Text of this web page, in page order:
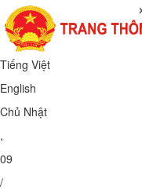
Tiếng Việt
English
Chủ Nhật
,
09
/